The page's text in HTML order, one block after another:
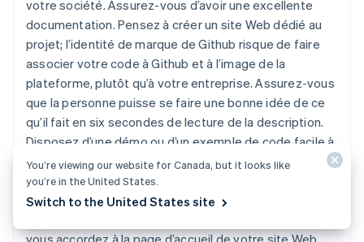
votre société. Assurez-vous d’avoir une excellente
documentation. Pensez à créer un site Web dédié au
projet; l’identité de marque de Github risque de faire
associer votre code à Github et à l’image de la
plateforme, plutôt qu’à votre entreprise. Assurez-vous
que la personne puisse se faire une bonne idée de ce
qu’il fait en six secondes de lecture de la description.
Disposez d’une démo ou d’un exemple de code facile à
générer ou prédéfini. Si vous acceptez des
contributions, indiquez clairement comment les autres
peuvent les soumettre. Traitez toutes les présences
vous accordez à la page d’accueil de votre site Web.
You’re viewing our website for Canada, but it looks like
you’re in the United States.
Switch to the United States site